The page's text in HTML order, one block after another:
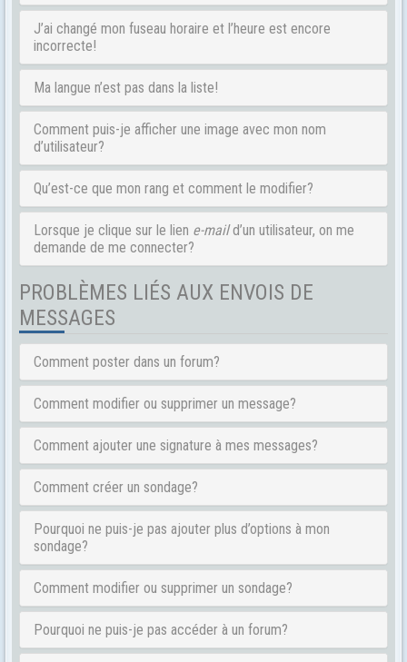
J’ai changé mon fuseau horaire et l’heure est encore
incorrecte!
Ma langue n’est pas dans la liste!
Comment puis-je afficher une image avec mon nom
d’utilisateur?
Qu’est-ce que mon rang et comment le modifier?
Lorsque je clique sur le lien e-maild’un utilisateur, on me
demande de me connecter?
PROBLÈMES LIÉS AUX ENVOIS DE
MESSAGES
Comment poster dans un forum?
Comment modifier ou supprimer un message?
Comment ajouter une signature à mes messages?
Comment créer un sondage?
Pourquoi ne puis-je pas ajouter plus d’options à mon
sondage?
Comment modifier ou supprimer un sondage?
Pourquoi ne puis-je pas accéder à un forum?